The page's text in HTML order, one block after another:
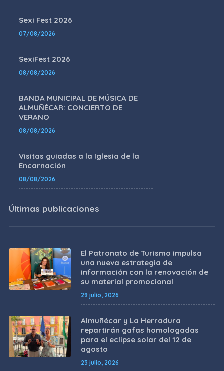
Sexi Fest 2026
07/08/2026
SexiFest 2026
08/08/2026
BANDA MUNICIPAL DE MÚSICA DE
ALMUÑÉCAR: CONCIERTO DE
VERANO
08/08/2026
Visitas guiadas a la Iglesia de la
Encarnación
08/08/2026
Últimas publicaciones
El Patronato de Turismo impulsa
una nueva estrategia de
información con la renovación de
su material promocional
29 julio, 2026
Almuñécar y La Herradura
repartirán gafas homologadas
para el eclipse solar del 12 de
agosto
23 julio, 2026